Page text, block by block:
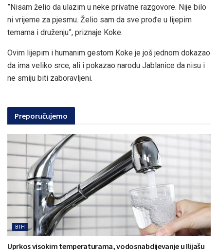
”Nisam želio da ulazim u neke privatne razgovore. Nije bilo
ni vrijeme za pjesmu. Želio sam da sve prođe u lijepim
temama i druženju”, priznaje Koke.
Ovim lijepim i humanim gestom Koke je još jednom dokazao
da ima veliko srce, ali i pokazao narodu Jablanice da nisu i
ne smiju biti zaboravljeni.
Preporučujemo
BIH
Uprkos visokim temperaturama, vodosnabdijevanje u Ilijašu